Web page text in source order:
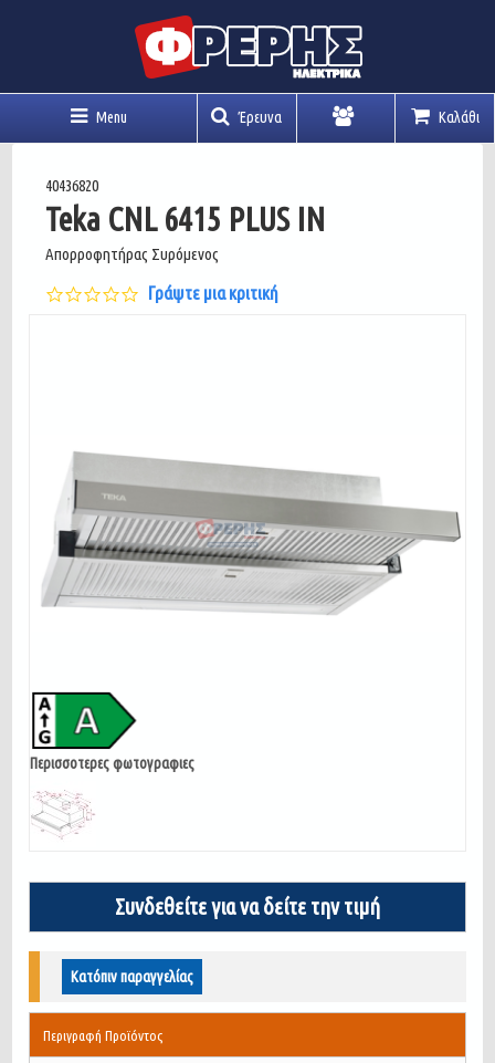
Menu Έρευνα Καλάθι
40436820
Teka CNL 6415 PLUS IN
Απορροφητήρας Συρόμενος
0.0
star
Γράψτε μια κριτική
Περισσοτερες φωτογραφιες
Συνδεθείτε για να δείτε την τιμή
Κατόπιν παραγγελίας
Περιγραφή Προϊόντος